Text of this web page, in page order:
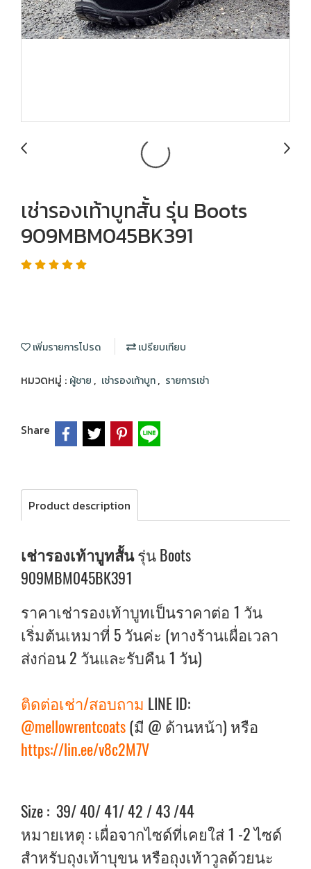
เช่ารองเท้าบูทสั้น รุ่น Boots
909MBM045BK391
เพิ่มรายการโปรด เปรียบเทียบ
หมวดหมู่ : ผู้ชาย , เช่ารองเท้าบูท, รายการเช่า
Share
Product description
เช่ารองเท้าบูทสั้นรุ่น Boots
909MBM045BK391
ราคาเช่ารองเท้าบูทเป็นราคาต่อ 1 วัน
เริ่มต้นเหมาที่ 5 วันค่ะ (ทางร้านเผื่อเวลา
ส่งก่อน 2 วันและรับคืน 1 วัน)
ติดต่อเช่า/สอบถาม LINE ID:
@mellowrentcoats (มี @ ด้านหน้า) หรือ
https://lin.ee/v8c2M7V
Size : 39/ 40/ 41/ 42 / 43 /44
หมายเหตุ : เผื่อจากไซด์ที่เคยใส่ 1 -2 ไซด์
สำหรับถุงเท้าบุขน หรือถุงเท้าวูลด้วยนะ